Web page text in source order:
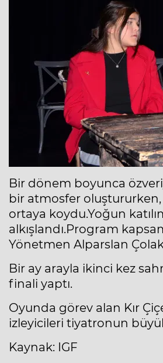
Bir dönem boyunca
bir atmosfer
ortaya koydu.Yoğun
alkışlandı.Program
Yönetmen Alparslan
Bir ay arayla ikinci kez
finali yaptı.
Oyunda görev alan Kır
izleyicileri tiyatronun
Kaynak: IGF